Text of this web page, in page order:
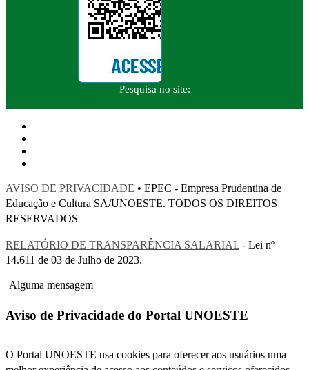
Pesquisa no site:
AVISO DE PRIVACIDADE • EPEC - Empresa Prudentina de
Educação e Cultura SA/UNOESTE. TODOS OS DIREITOS
RESERVADOS
RELATÓRIO DE TRANSPARÊNCIA SALARIAL - Lei nº
14.611 de 03 de Julho de 2023.
Alguma mensagem
Aviso de Privacidade do Portal UNOESTE
O Portal UNOESTE usa cookies para oferecer aos usuários uma